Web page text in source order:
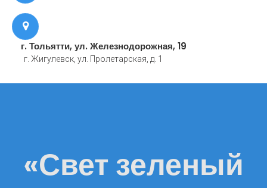
г. Тольятти, ул. Железнодорожная, 19
г. Жигулевск, ул. Пролетарская, д. 1
«Свет зеленый